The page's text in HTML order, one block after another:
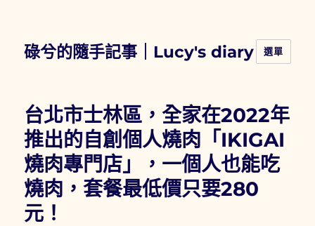
碌兮的隨手記事｜Lucy's diary 選單
台北市士林區，全家在2022年
推出的自創個人燒肉「IKIGAI
燒肉專門店」，一個人也能吃
燒肉，套餐最低價只要280
元！